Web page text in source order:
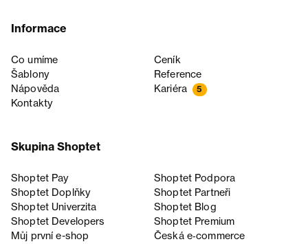
Informace
Co umíme
Ceník
Šablony
Reference
Nápověda
Kariéra 5
Kontakty
Skupina Shoptet
Shoptet Pay
Shoptet Podpora
Shoptet Doplňky
Shoptet Partneři
Shoptet Univerzita
Shoptet Blog
Shoptet Developers
Shoptet Premium
Můj první e-shop
Česká e‑commerce